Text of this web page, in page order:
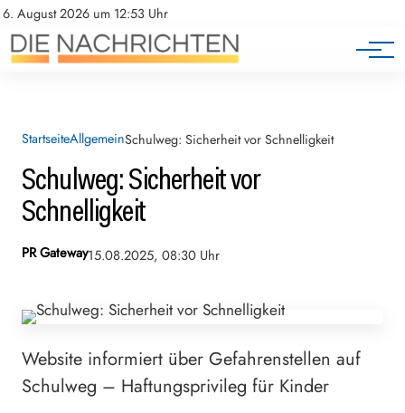
6. August 2026 um 12:53 Uhr
StartseiteAllgemeinSchulweg: Sicherheit vor Schnelligkeit
Schulweg: Sicherheit vor
Schnelligkeit
PR Gateway15.08.2025, 08:30 Uhr
Website informiert über Gefahrenstellen auf
Schulweg – Haftungsprivileg für Kinder